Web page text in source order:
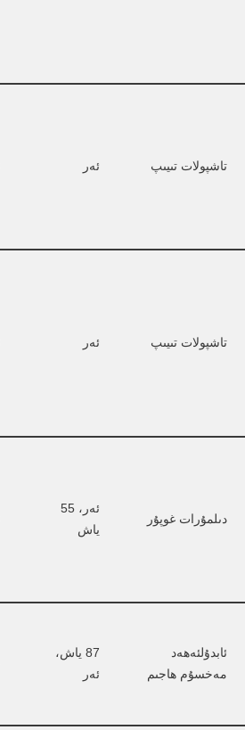
تاشپولات تىيىپ ئەر
تاشپولات تىيىپ ئەر
دىلمۇرات غوپۇر
ياش
ئابدۇلئەھەد
مەخسۇم ھاجىم
87 ياش،
ئەر